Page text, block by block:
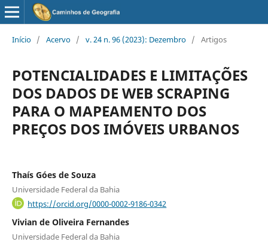
Início / Acervo / v. 24 n. 96 (2023): Dezembro / Artigos
POTENCIALIDADES E LIMITAÇÕES
DOS DADOS DE WEB SCRAPING
PARA O MAPEAMENTO DOS
PREÇOS DOS IMÓVEIS URBANOS
Thaís Góes de Souza
Universidade Federal da Bahia
https://orcid.org/0000-0002-9186-0342
Vivian de Oliveira Fernandes
Universidade Federal da Bahia